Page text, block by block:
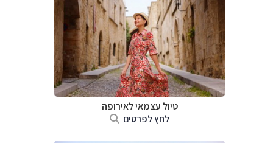
טיול עצמאי לאירופה
לחץ לפרטים